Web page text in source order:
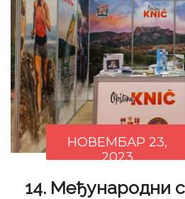
НОВЕМБАР 23,
2023
14. Међународни